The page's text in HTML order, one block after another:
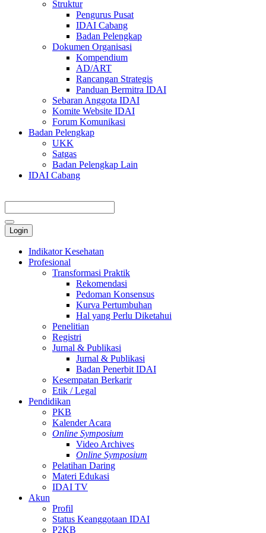
Struktur
Pengurus Pusat
IDAI Cabang
Badan Pelengkap
Dokumen Organisasi
Kompendium
AD/ART
Rancangan Strategis
Panduan Bermitra IDAI
Sebaran Anggota IDAI
Komite Website IDAI
Forum Komunikasi
Badan Pelengkap
UKK
Satgas
Badan Pelengkap Lain
IDAI Cabang
Login
Indikator Kesehatan
Profesional
Transformasi Praktik
Rekomendasi
Pedoman Konsensus
Kurva Pertumbuhan
Hal yang Perlu Diketahui
Penelitian
Registri
Jurnal & Publikasi
Jurnal & Publikasi
Badan Penerbit IDAI
Kesempatan Berkarir
Etik / Legal
Pendidikan
PKB
Kalender Acara
Online Symposium
Video Archives
Online Symposium
Pelatihan Daring
Materi Edukasi
IDAI TV
Akun
Profil
Status Keanggotaan IDAI
P2KB